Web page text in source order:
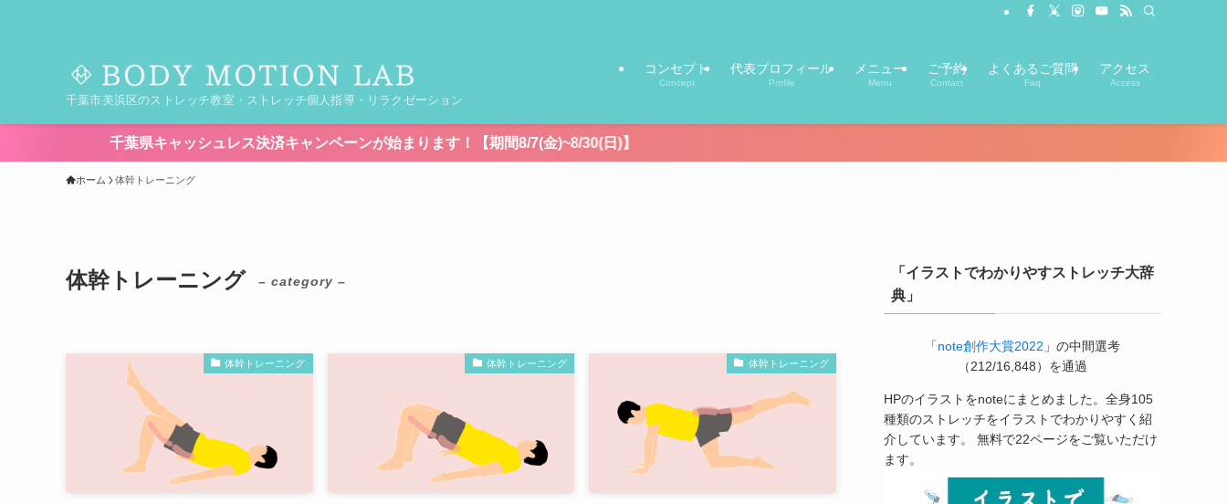
千葉市美浜区のストレッチ教室・ストレッチ個人指導・リラクゼーション
コンセプト
Concept
代表プロフィール
Profile
メニュー
Menu
ご予約
Contact
よくあるご質問
Faq
アクセス
Access
千葉県キャッシュレス決済キャンペーンが始まります！【期間8/7(金)~8/30(日)】
ホーム 体幹トレーニング
体幹トレーニング – category –
体幹トレーニング 体幹トレーニング 体幹トレーニング
「イラストでわかりやすストレッチ大辞
典」
「note創作大賞2022 」の中間選考
（212/16,848）を通過
HPのイラストをnoteにまとめました。全身105
種類のストレッチをイラストでわかりやすく紹
介しています。 無料で22ページをご覧いただけ
ます。